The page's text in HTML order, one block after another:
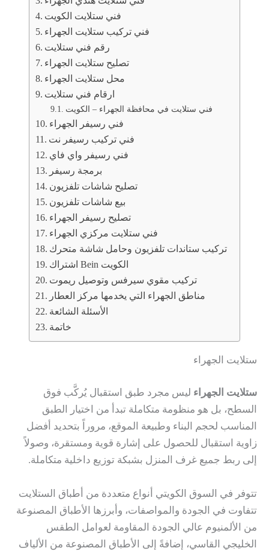
فني ستلايت الكويت
فني تركيب ستلايت الجهراء
رقم فني ستلايت
تصليح ستلايت الجهراء
محل ستلايت الجهراء
ارقام فني ستلايت
فني ستلايت في محافظة الجهراء – الكويت
فني رسيفر الجهراء
فني تركيب رسيفر نت
فني رسيفر واي فاي
برمجة رسيفر
تصليح شاشات تلفزيون
بيع شاشات تلفزيون
تصليح رسيفر الجهراء
فني ستلايت مركزي الجهراء
تركيب ستاندات تلفزيون وحامل شاشة متحرك
اشتراك Bein الكويت
تركيب مقوي سيرفس وتوصيل ريموت
مناطق الجهراء التي يخدمها مركز العطار
الأسئلة الشائعة
خاتمة
ستلايت الجهراء
ستلايت الجهراء ليس مجرد طبق استقبال يُركَّب فوق
السطح، بل هو منظومة متكاملة تبدأ من اختيار الطبق
المناسب لحجم البناء وطبيعة الموقع، مروراً بتحديد أفضل
زاوية استقبال للحصول على إشارة قوية ومستقرة، وصولاً
إلى ربط جميع غرف المنزل بشبكة توزيع داخلية متكاملة.
تتوفر في السوق الكويتي أنواع متعددة من أطباق الستلايت
تتفاوت في الجودة والمواصفات، وأبرزها الأطباق المصنوعة
من الألمنيوم عالي الجودة المقاومة لعوامل الطقس
الخليجي القاسي، إضافةً إلى الأطباق المصنوعة من الألياف